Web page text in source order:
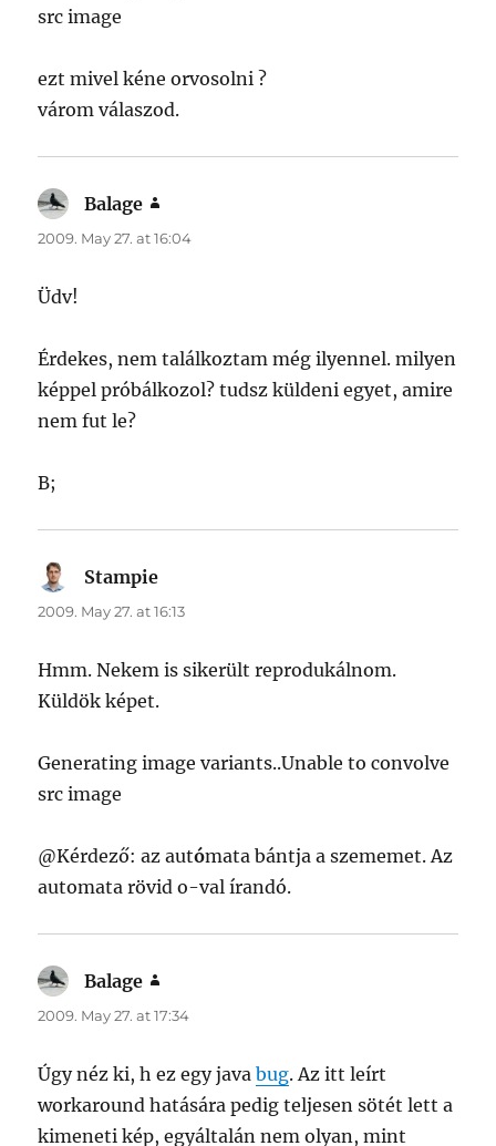
src image
ezt mivel kéne orvosolni ?
várom válaszod.
Balage
2009. May 27. at 16:04
Üdv!
Érdekes, nem találkoztam még ilyennel. milyen
képpel próbálkozol? tudsz küldeni egyet, amire
nem fut le?
B;
Stampie
2009. May 27. at 16:13
Hmm. Nekem is sikerült reprodukálnom.
Küldök képet.
Generating image variants..Unable to convolve
src image
@Kérdező: az autómata bántja a szememet. Az
automata rövid o-val írandó.
Balage
2009. May 27. at 17:34
Úgy néz ki, h ez egy javabug. Az itt leírt
workaround hatására pedig teljesen sötét lett a
kimeneti kép, egyáltalán nem olyan, mint